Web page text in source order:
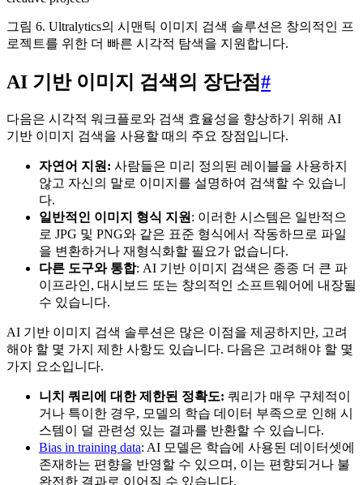
그림 6. Ultralytics의 시맨틱 이미지 검색 솔루션은 창의적인 프
로젝트를 위한 더 빠른 시각적 탐색을 지원합니다.
AI 기반 이미지 검색의 장단점#
다음은 시각적 워크플로와 검색 효율성을 향상하기 위해 AI
기반 이미지 검색을 사용할 때의 주요 장점입니다.
자연어 지원: 사람들은 미리 정의된 레이블을 사용하지
않고 자신의 말로 이미지를 설명하여 검색할 수 있습니
다.
일반적인 이미지 형식 지원 : 이러한 시스템은 일반적으
로 JPG 및 PNG와 같은 표준 형식에서 작동하므로 파일
을 변환하거나 재형식화할 필요가 없습니다.
다른 도구와 통합: AI 기반 이미지 검색은 종종 더 큰 파
이프라인, 대시보드 또는 창의적인 소프트웨어에 내장될
수 있습니다.
AI 기반 이미지 검색 솔루션은 많은 이점을 제공하지만, 고려
해야 할 몇 가지 제한 사항도 있습니다. 다음은 고려해야 할 몇
가지 요소입니다.
니치 쿼리에 대한 제한된 정확도: 쿼리가 매우 구체적이
거나 특이한 경우, 모델의 학습 데이터 부족으로 인해 시
스템이 덜 관련성 있는 결과를 반환할 수 있습니다.
Bias in training data: AI 모델은 학습에 사용된 데이터셋에
존재하는 편향을 반영할 수 있으며, 이는 편향되거나 불
완전한 결과로 이어질 수 있습니다.